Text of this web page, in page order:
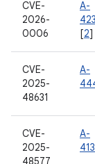
CVE-
2026-
0006
A-
[2]
CVE-
2025-
48631
A-
CVE-
2025-
48577
A-